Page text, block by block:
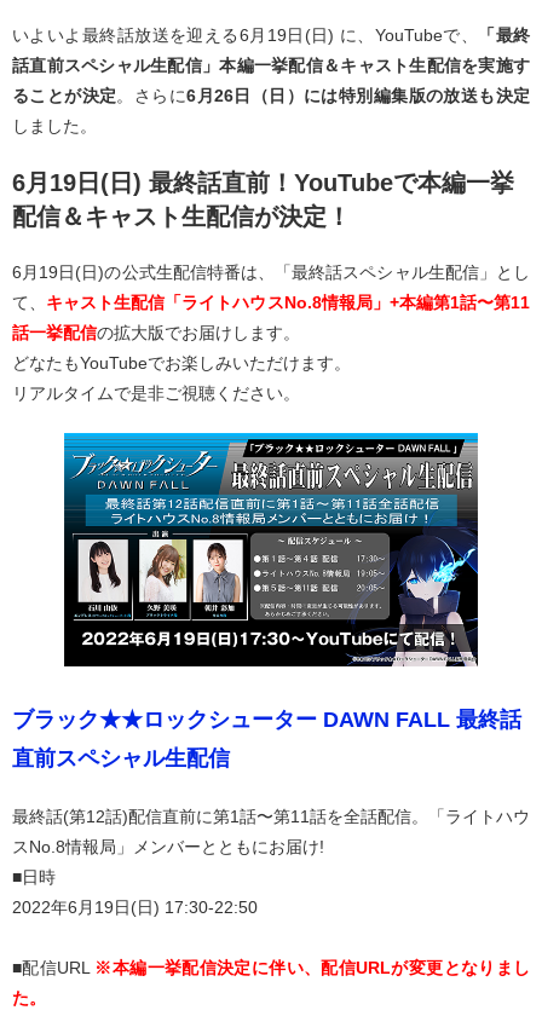
いよいよ最終話放送を迎える6月19日(日) に、YouTubeで、
「最終
話直前スペシャル生配信」本編一挙配信＆キャスト生配信を実施す
ることが決定。さらに6月26日（日）には特別編集版の放送も決定
しました。
6月19日(日) 最終話直前！YouTubeで本編一挙
配信＆キャスト生配信が決定！
6月19日(日)の公式生配信特番は、「最終話スペシャル生配信」とし
て、 キャスト生配信「ライトハウスNo.8情報局」+本編第1話〜第11
話一挙配信の拡大版でお届けします。
どなたもYouTubeでお楽しみいただけます。
リアルタイムで是非ご視聴ください。
ブラック★★ロックシューター DAWN FALL 最終話
直前スペシャル生配信
最終話(第12話)配信直前に第1話〜第11話を全話配信。「ライトハウ
スNo.8情報局」メンバーとともにお届け!
■日時
2022年6月19日(日) 17:30-22:50
■配信URL ※本編一挙配信決定に伴い、配信URLが変更となりまし
た。